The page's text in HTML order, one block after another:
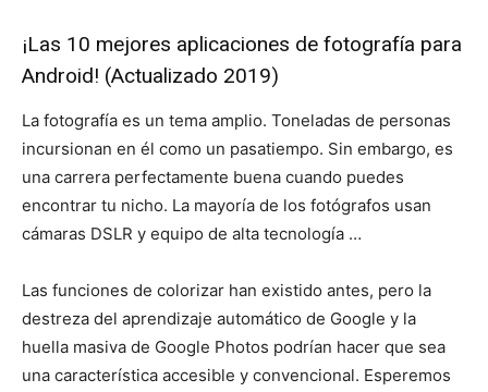
¡Las 10 mejores aplicaciones de fotografía para
Android! (Actualizado 2019)
La fotografía es un tema amplio. Toneladas de personas
incursionan en él como un pasatiempo. Sin embargo, es
una carrera perfectamente buena cuando puedes
encontrar tu nicho. La mayoría de los fotógrafos usan
cámaras DSLR y equipo de alta tecnología …
Las funciones de colorizar han existido antes, pero la
destreza del aprendizaje automático de Google y la
huella masiva de Google Photos podrían hacer que sea
una característica accesible y convencional. Esperemos